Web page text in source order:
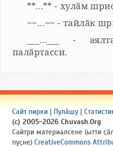
**...** - хулӑм
~~...~~ - тайлӑк
___...___ -
палӑртасси.
Сайт пирки | Пулӑшу |
(c) 2005-2026 Chuvash.Org
Сайтри материалсене (ытти
пуҫне) CreativeCommons